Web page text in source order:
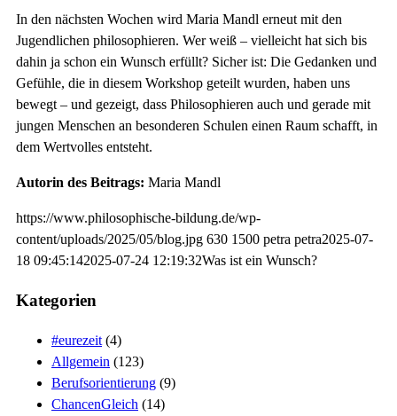
In den nächsten Wochen wird Maria Mandl erneut mit den
Jugendlichen philosophieren. Wer weiß – vielleicht hat sich bis
dahin ja schon ein Wunsch erfüllt? Sicher ist: Die Gedanken und
Gefühle, die in diesem Workshop geteilt wurden, haben uns
bewegt – und gezeigt, dass Philosophieren auch und gerade mit
jungen Menschen an besonderen Schulen einen Raum schafft, in
dem Wertvolles entsteht.
Autorin des Beitrags: Maria Mandl
https://www.philosophische-bildung.de/wp-
content/uploads/2025/05/blog.jpg 630 1500 petra petra2025-07-
18 09:45:142025-07-24 12:19:32Was ist ein Wunsch?
Kategorien
#eurezeit (4)
Allgemein (123)
Berufsorientierung (9)
ChancenGleich (14)